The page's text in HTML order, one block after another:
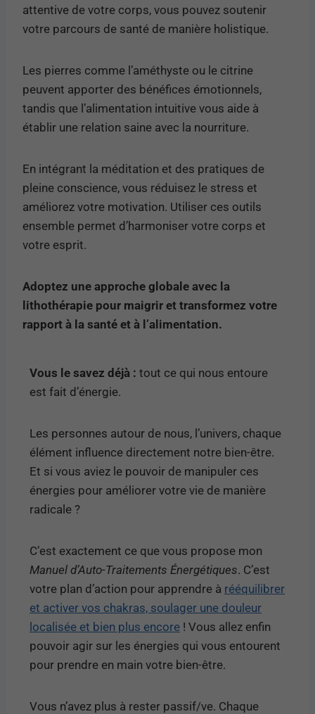
attentive de votre corps, vous pouvez soutenir
votre parcours de santé de manière holistique.
Les pierres comme l’améthyste ou le citrine
peuvent apporter des bénéfices émotionnels,
tandis que l’alimentation intuitive vous aide à
établir une relation saine avec la nourriture.
En intégrant la méditation et des pratiques de
pleine conscience, vous réduisez le stress et
améliorez votre motivation. Utiliser ces outils
ensemble permet d’harmoniser votre corps et
votre esprit.
Adoptez une approche globale avec la
lithothérapie pour maigrir et transformez votre
rapport à la santé et à l’alimentation.
Vous le savez déjà : tout ce qui nous entoure
est fait d’énergie.
Les personnes autour de nous, l’univers, chaque
élément influence directement notre bien-être.
Et si vous aviez le pouvoir de manipuler ces
énergies pour améliorer votre vie de manière
radicale ?
C’est exactement ce que vous propose mon
Manuel d’Auto-Traitements Énergétiques. C’est
votre plan d’action pour apprendre à rééquilibrer
et activer vos chakras, soulager une douleur
localisée et bien plus encore ! Vous allez enfin
pouvoir agir sur les énergies qui vous entourent
pour prendre en main votre bien-être.
Vous n’avez plus à rester passif/ve. Chaque